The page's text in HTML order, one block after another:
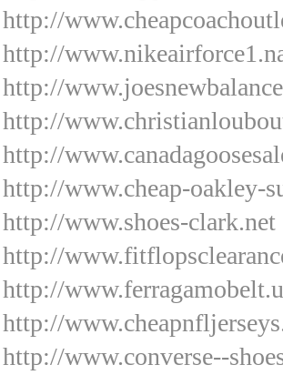
http://
http://
http://
http://
http://
http://www.cheap-oakley-
http://www.shoes-clark.net
http://
http://
http://
http://www.converse--